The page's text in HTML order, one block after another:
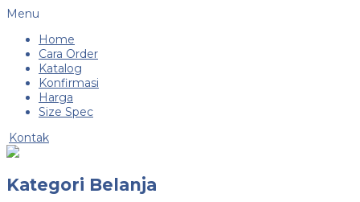
Menu
Home
Cara Order
Katalog
Konfirmasi
Harga
Size Spec
Kontak
Kategori Belanja